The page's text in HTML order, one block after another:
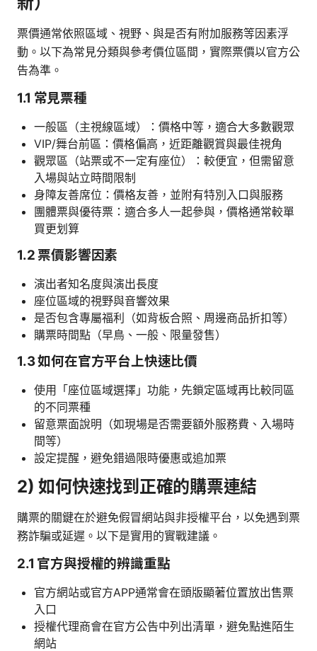
票價通常依照區域、視野、與是否有附加服務等因素浮
動。以下為常見分類與參考價位區間，實際票價以官方公
告為準。
1.1 常見票種
一般區（主視線區域）：價格中等，適合大多數觀眾
VIP/舞台前區：價格偏高，近距離觀賞與最佳視角
觀眾區（站票或不一定有座位）：較便宜，但需留意
入場與站立時間限制
身障友善席位：價格友善，並附有特別入口與服務
團體票與優待票：適合多人一起參與，價格通常較單
買更划算
1.2 票價影響因素
演出者知名度與演出長度
座位區域的視野與音響效果
是否包含專屬福利（如背板合照、周邊商品折扣等）
購票時間點（早鳥、一般、限量發售）
1.3 如何在官方平台上快速比價
使用「座位區域選擇」功能，先鎖定區域再比較同區
的不同票種
留意票面說明（如現場是否需要額外服務費、入場時
間等）
設定提醒，避免錯過限時優惠或追加票
2) 如何快速找到正確的購票連結
購票的關鍵在於避免假冒網站與非授權平台，以免遇到票
務詐騙或延遲。以下是實用的實戰建議。
2.1 官方與授權的辨識重點
官方網站或官方APP通常會在頭版顯著位置放出售票
入口
授權代理商會在官方公告中列出清單，避免點進陌生
網站